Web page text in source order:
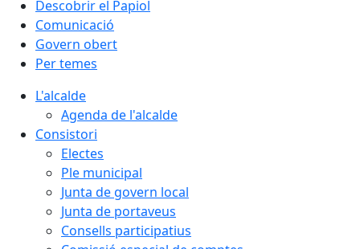
Descobrir el Papiol
Comunicació
Govern obert
Per temes
L'alcalde
Agenda de l'alcalde
Consistori
Electes
Ple municipal
Junta de govern local
Junta de portaveus
Consells participatius